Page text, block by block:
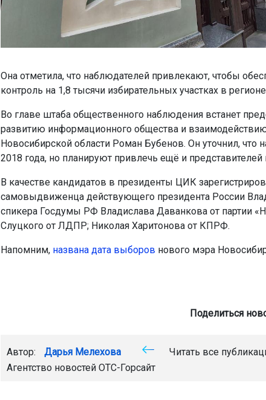
Она отметила, что наблюдателей привлекают, чтобы
контроль на 1,8 тысячи избирательных участках в
Во главе штаба общественного наблюдения встанет
развитию информационного общества и
Новосибирской области Роман Бубенов. Он уточнил, что
2018 года, но планируют привлечь ещё и
В качестве кандидатов в президенты ЦИК
самовыдвиженца действующего президента России
спикера Госдумы РФ Владислава Даванкова от партии
Слуцкого от ЛДПР; Николая Харитонова от КПРФ.
Напомним, названа дата выборов нового мэра
Поделиться
Автор: Дарья Мелехова
Читать все
Агентство новостей ОТС-Горсайт